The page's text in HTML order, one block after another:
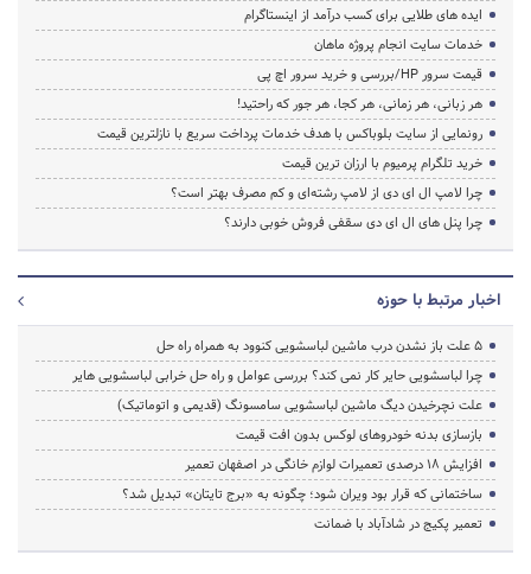
ایده های طلایی برای کسب درآمد از اینستاگرام
خدمات سایت انجام پروژه ماهان
قیمت سرور HP/بررسی و خرید سرور اچ پی
هر زبانی، هر زمانی، هر کجا، هر جور که راحتید!
رونمایی از سایت بلوباکس با هدف خدمات پرداخت سریع با نازلترین قیمت
خرید تلگرام پرمیوم با ارزان ترین قیمت
چرا لامپ ال ای دی از لامپ رشته‌ای و کم مصرف بهتر است؟
چرا پنل های ال ای دی سقفی فروش خوبی دارند؟
اخبار مرتبط با حوزه
5 علت باز نشدن درب ماشین لباسشویی کنوود به همراه راه حل
چرا لباسشویی حایر کار نمی کند؟ بررسی عوامل و راه حل خرابی لباسشویی هایر
علت نچرخیدن دیگ ماشین لباسشویی سامسونگ (قدیمی و اتوماتیک)
بازسازی بدنه خودروهای لوکس بدون افت قیمت
افزایش ۱۸ درصدی تعمیرات لوازم خانگی در اصفهان تعمیر
ساختمانی که قرار بود ویران شود؛ چگونه به «برج تایتان» تبدیل شد؟
تعمیر پکیج در شادآباد با ضمانت